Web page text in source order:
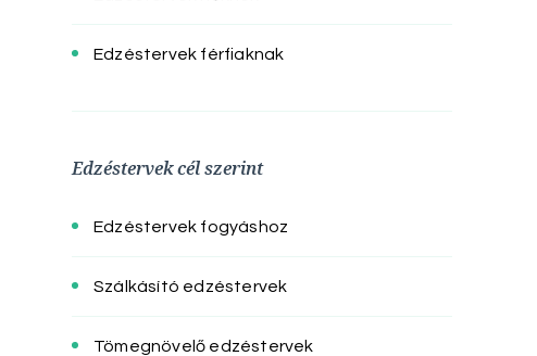
Edzéstervek férfiaknak
Edzéstervek cél szerint
Edzéstervek fogyáshoz
Szálkásító edzéstervek
Tömegnövelő edzéstervek